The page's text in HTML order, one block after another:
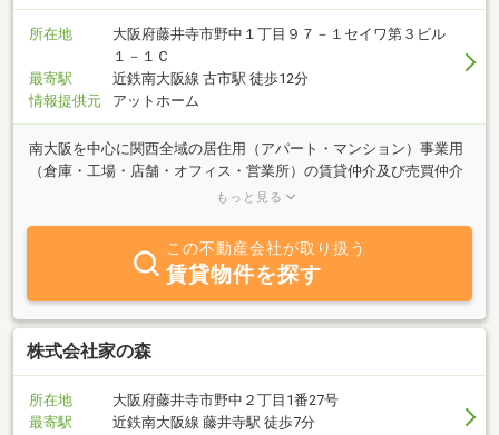
所在地
大阪府藤井寺市野中１丁目９７－１セイワ第３ビル
１－１Ｃ
最寄駅
近鉄南大阪線 古市駅 徒歩12分
情報提供元
アットホーム
南大阪を中心に関西全域の居住用（アパート・マンション）事業用
（倉庫・工場・店舗・オフィス・営業所）の賃貸仲介及び売買仲介
及び建物管理をしております。お問い合わせ、ご相談お待ちしてお
もっと見る
この不動産会社が取り扱う
賃貸物件を探す
株式会社家の森
所在地
大阪府藤井寺市野中２丁目1番27号
最寄駅
近鉄南大阪線 藤井寺駅 徒歩7分